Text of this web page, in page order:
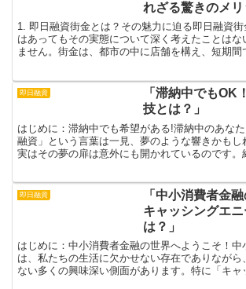
れざる驚きのメリ
1. 即日融資街金とは？その魅力に迫る即日融資街
はあってもその実態について深く考えたことは
ません。街金は、都市の中に店舗を構え、短期間
即日融資
「滞納中でもOK
技とは？」
はじめに：滞納中でも希望がある!滞納中のあな
融資」という言葉は一見、夢のような響きかもし
実はその夢の扉は意外にも開かれているのです。
即日融資
「中小消費者金
キャッシングエ
は？」
はじめに：中小消費者金融の世界へようこそ！中
は、私たちの生活に欠かせない存在でありなが
ない多くの興味深い側面があります。特に「キャ